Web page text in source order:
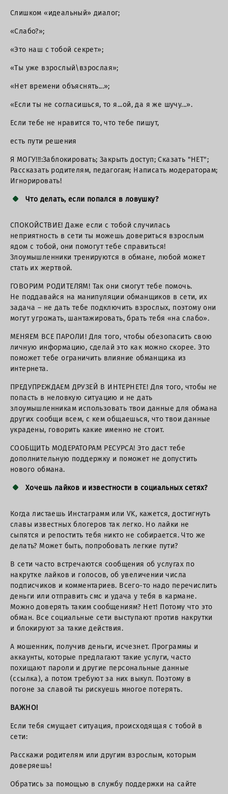
Слишком «идеальный» диалог;
«Слабо?»;
«Это наш с тобой секрет»;
«Ты уже взрослый\взрослая»;
«Нет времени объяснять...»;
«Если ты не согласишься, то я...ой, да я же шучу...».
Если тебе не нравится то, что тебе пишут,
есть пути решения
Я МОГУ!!!:Заблокировать; Закрыть доступ; Сказать "НЕТ";
Рассказать родителям, педагогам; Написать модераторам;
Игнорировать!
Что делать, если попался в ловушку?
СПОКОЙСТВИЕ! Даже если с тобой случилась
неприятность в сети ты можешь довериться взрослым
ядом с тобой, они помогут тебе справиться!
Злоумышленники тренируются в обмане, любой может
стать их жертвой.
ГОВОРИМ РОДИТЕЛЯМ! Так они смогут тебе помочь.
Не поддавайся на манипуляции обманщиков в сети, их
задача – не дать тебе подключить взрослых, поэтому они
могут угрожать, шантажировать, брать тебя «на слабо».
МЕНЯЕМ ВСЕ ПАРОЛИ! Для того, чтобы обезопасить свою
личную информацию, сделай это как можно скорее. Это
поможет тебе ограничить влияние обманщика из
интернета.
ПРЕДУПРЕЖДАЕМ ДРУЗЕЙ В ИНТЕРНЕТЕ! Для того, чтобы не
попасть в неловкую ситуацию и не дать
злоумышленникам использовать твои данные для обмана
других сообщи всем, с кем общаешься, что твои данные
украдены, говорить какие именно не стоит.
СООБЩИТЬ МОДЕРАТОРАМ РЕСУРСА! Это даст тебе
дополнительную поддержку и поможет не допустить
нового обмана.
Хочешь лайков и известности в социальных сетях?
Когда листаешь Инстаграмм или VK, кажется, достигнуть
славы известных блогеров так легко. Но лайки не
сыпятся и репостить тебя никто не собирается. Что же
делать? Может быть, попробовать легкие пути?
В сети часто встречаются сообщения об услугах по
накрутке лайков и голосов, об увеличении числа
подписчиков и комментариев. Всего-то надо перечислить
деньги или отправить смс и удача у тебя в кармане.
Можно доверять таким сообщениям? Нет! Потому что это
обман. Все социальные сети выступают против накрутки
и блокируют за такие действия.
А мошенник, получив деньги, исчезнет. Программы и
аккаунты, которые предлагают такие услуги, часто
похищают пароли и другие персональные данные
(ссылка), а потом требуют за них выкуп. Поэтому в
погоне за славой ты рискуешь многое потерять.
ВАЖНО!
Если тебя смущает ситуация, происходящая с тобой в
сети:
Расскажи родителям или другим взрослым, которым
доверяешь!
Обратись за помощью в службу поддержки на сайте